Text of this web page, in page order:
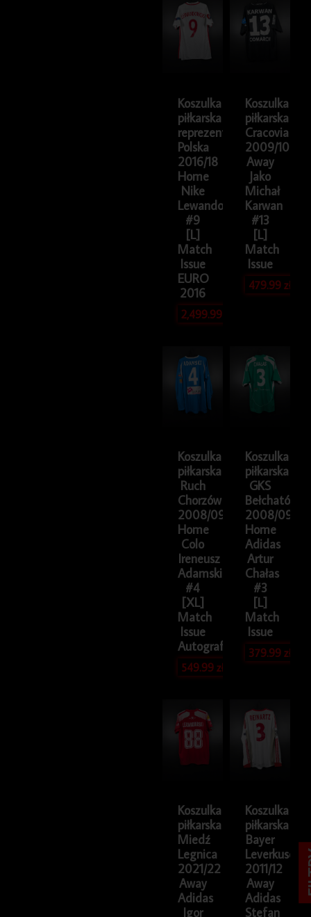
Koszulka
piłkarska
reprezentacji
Polska
2016/18
Home
Nike
Lewandowski
#9
[L]
Match
Issue
EURO
2016
2,499.99
Koszulka
piłkarska
Cracovia
2009/10
Away
Jako
Michał
Karwan
#13
[L]
Match
Issue
479.99zł
Koszulka
piłkarska
Ruch
Chorzów
2008/09
Home
Colo
Ireneusz
Adamski
#4
[XL]
Match
Issue
Autografy
549.99zł
Koszulka
piłkarska
GKS
Bełchatów
2008/09
Home
Adidas
Artur
Chałas
#3
[L]
Match
Issue
379.99zł
Koszulka
piłkarska
Miedź
Legnica
2021/22
Away
Adidas
Igor
Koszulka
piłkarska
Bayer
Leverkusen
2011/12
Away
Adidas
Stefan